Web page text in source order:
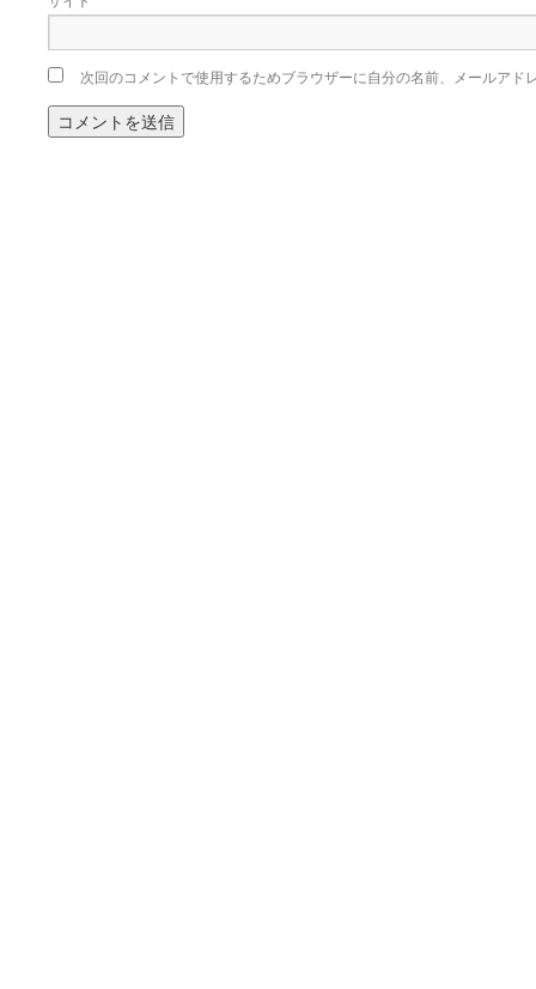
次回のコメントで使用するためブラウザーに自分の名前、メールアド